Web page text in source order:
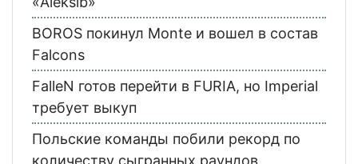
BOROS покинул Monte и вошел в состав
Falcons
FalleN готов перейти в FURIA, но Imperial
требует выкуп
Польские команды побили рекорд по